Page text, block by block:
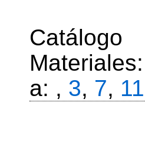
a: , 3, 7, 11